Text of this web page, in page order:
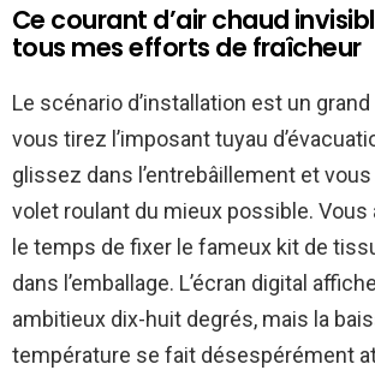
Ce courant d’air chaud
tous mes efforts de fraîcheur
Le scénario d’installation est un
vous tirez l’imposant tuyau
glissez dans l’entrebâillement et
volet roulant du mieux possible.
le temps de fixer le fameux kit de
dans l’emballage. L’écran digital
ambitieux dix-huit degrés, mais la
température se fait désespérément